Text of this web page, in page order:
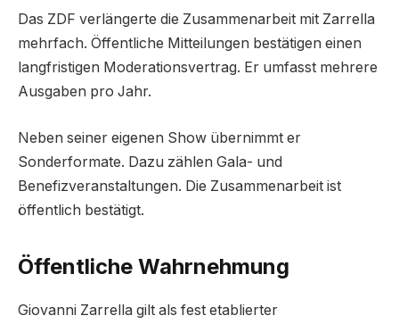
Das ZDF verlängerte die Zusammenarbeit mit Zarrella
mehrfach. Öffentliche Mitteilungen bestätigen einen
langfristigen Moderationsvertrag. Er umfasst mehrere
Ausgaben pro Jahr.
Neben seiner eigenen Show übernimmt er
Sonderformate. Dazu zählen Gala- und
Benefizveranstaltungen. Die Zusammenarbeit ist
öffentlich bestätigt.
Öffentliche Wahrnehmung
Giovanni Zarrella gilt als fest etablierter